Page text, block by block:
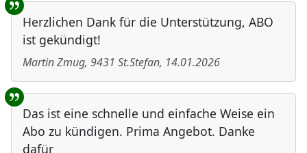
Herzlichen Dank für die Unterstützung, ABO
ist gekündigt!
Martin Zmug, 9431 St.Stefan, 14.01.2026
Das ist eine schnelle und einfache Weise ein
Abo zu kündigen. Prima Angebot. Danke
dafür